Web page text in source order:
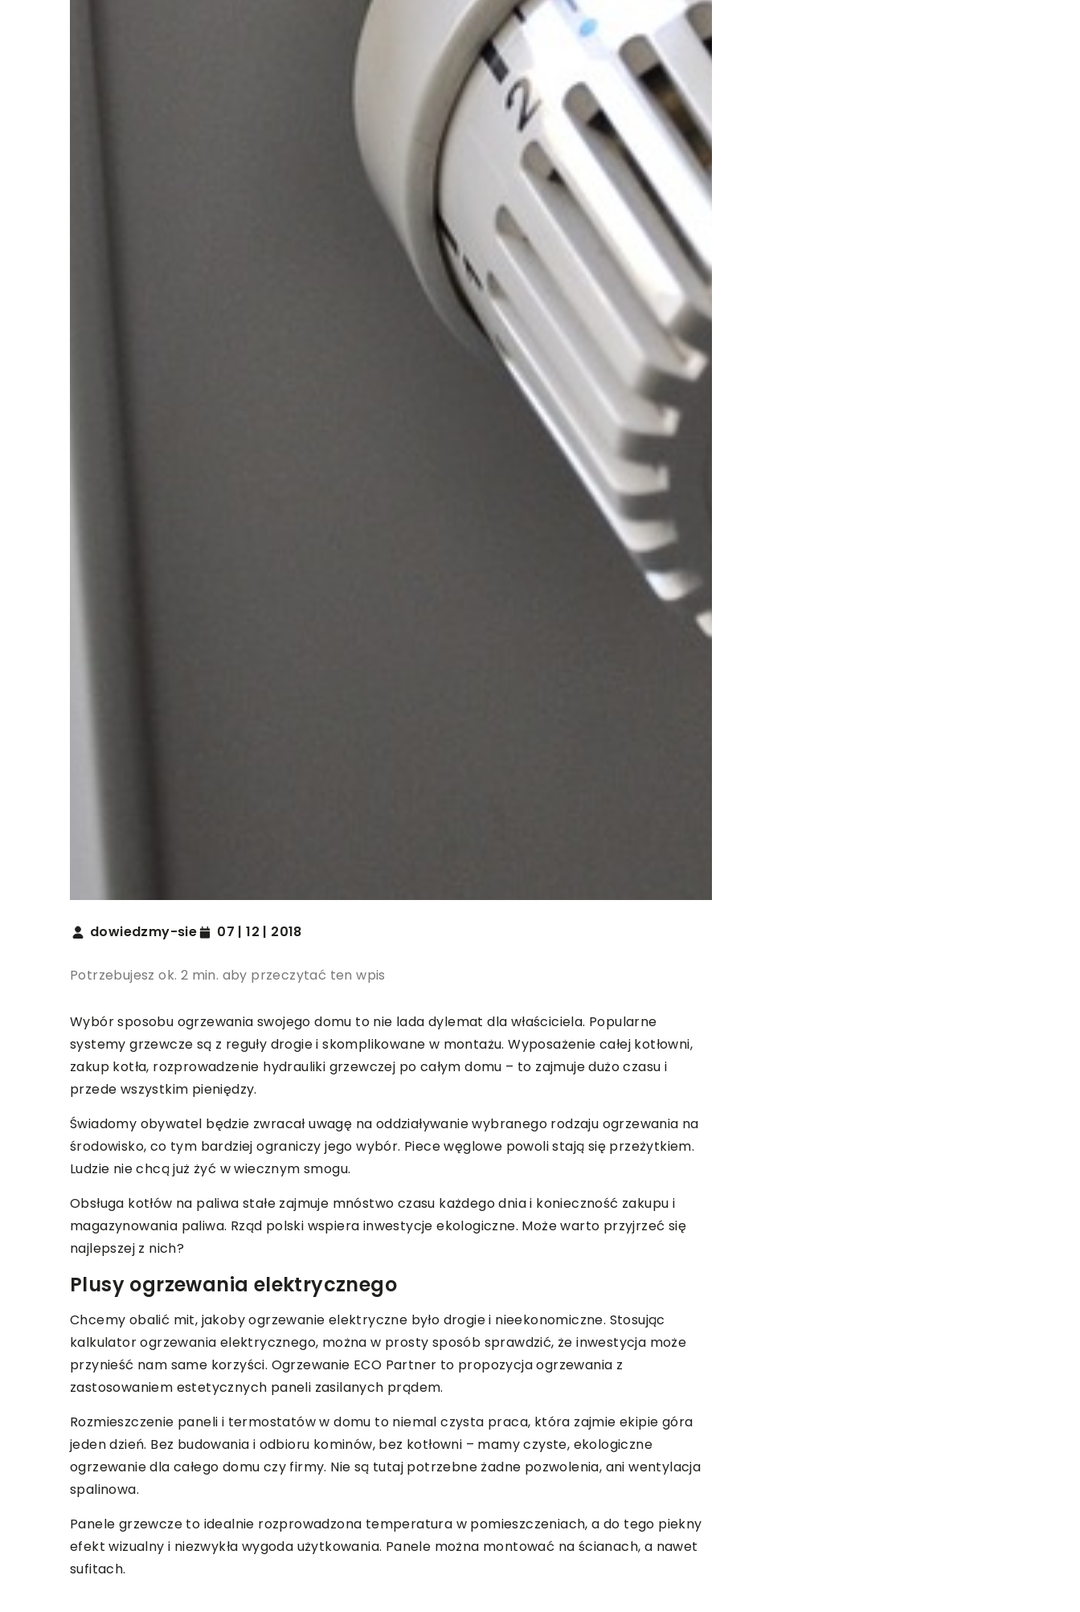
dowiedzmy-sie 07 | 12 | 2018
Potrzebujesz ok. 2 min. aby przeczytać ten wpis
Wybór sposobu ogrzewania swojego domu to nie lada dylemat dla właściciela. Popularne
systemy grzewcze są z reguły drogie i skomplikowane w montażu. Wyposażenie całej kotłowni,
zakup kotła, rozprowadzenie hydrauliki grzewczej po całym domu – to zajmuje dużo czasu i
przede wszystkim pieniędzy.
Świadomy obywatel będzie zwracał uwagę na oddziaływanie wybranego rodzaju ogrzewania na
środowisko, co tym bardziej ograniczy jego wybór. Piece węglowe powoli stają się przeżytkiem.
Ludzie nie chcą już żyć w wiecznym smogu.
Obsługa kotłów na paliwa stałe zajmuje mnóstwo czasu każdego dnia i konieczność zakupu i
magazynowania paliwa. Rząd polski wspiera inwestycje ekologiczne. Może warto przyjrzeć się
najlepszej z nich?
Plusy ogrzewania elektrycznego
Chcemy obalić mit, jakoby ogrzewanie elektryczne było drogie i nieekonomiczne. Stosując
kalkulator ogrzewania elektrycznego, można w prosty sposób sprawdzić, że inwestycja może
przynieść nam same korzyści. Ogrzewanie ECO Partner to propozycja ogrzewania z
zastosowaniem estetycznych paneli zasilanych prądem.
Rozmieszczenie paneli i termostatów w domu to niemal czysta praca, która zajmie ekipie góra
jeden dzień. Bez budowania i odbioru kominów, bez kotłowni – mamy czyste, ekologiczne
ogrzewanie dla całego domu czy firmy. Nie są tutaj potrzebne żadne pozwolenia, ani wentylacja
spalinowa.
Panele grzewcze to idealnie rozprowadzona temperatura w pomieszczeniach, a do tego piekny
efekt wizualny i niezwykła wygoda użytkowania. Panele można montować na ścianach, a nawet
sufitach.